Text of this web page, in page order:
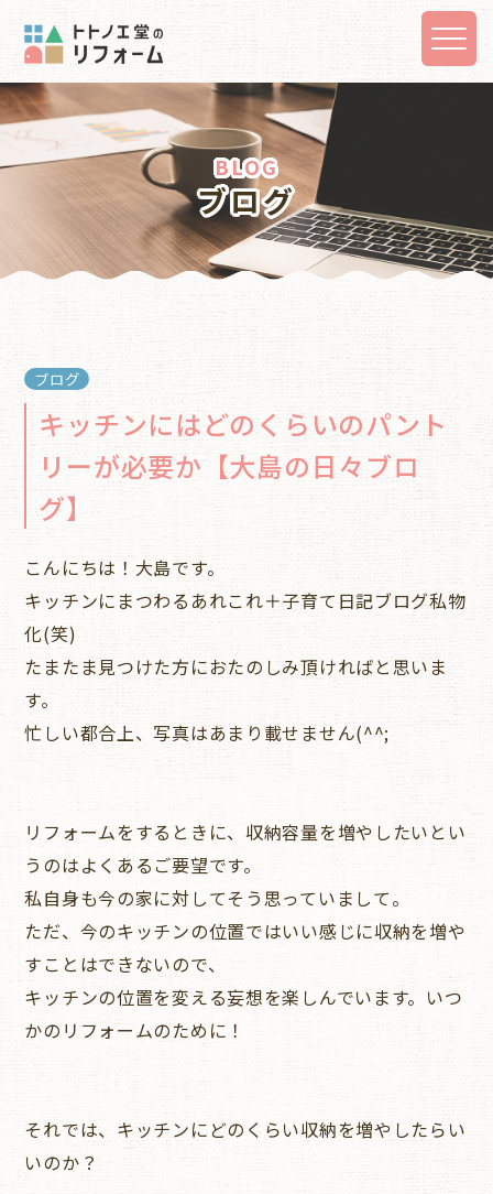
BLOG
ブログ
ブログ
キッチンにはどのくらいのパント
リーが必要か【大島の日々ブロ
グ】
こんにちは！大島です。
キッチンにまつわるあれこれ＋子育て日記ブログ私物
化(笑)
たまたま見つけた方におたのしみ頂ければと思いま
す。
忙しい都合上、写真はあまり載せません(^^;
リフォームをするときに、収納容量を増やしたいとい
うのはよくあるご要望です。
私自身も今の家に対してそう思っていまして。
ただ、今のキッチンの位置ではいい感じに収納を増や
すことはできないので、
キッチンの位置を変える妄想を楽しんでいます。いつ
かのリフォームのために！
それでは、キッチンにどのくらい収納を増やしたらい
いのか？